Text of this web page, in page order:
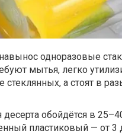
одноразовые
мытья, легко
а стоят в
обойдётся в
пластиковый — от 3